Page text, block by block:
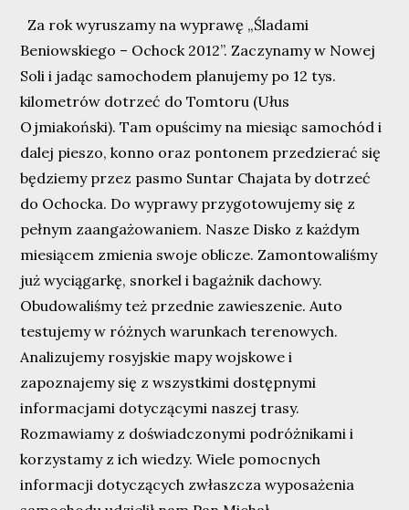
Za rok wyruszamy na wyprawę „Śladami
Beniowskiego – Ochock 2012”. Zaczynamy w Nowej
Soli i jadąc samochodem planujemy po 12 tys.
kilometrów dotrzeć do Tomtoru (Ułus
Ojmiakoński). Tam opuścimy na miesiąc samochód i
dalej pieszo, konno oraz pontonem przedzierać się
będziemy przez pasmo Suntar Chajata by dotrzeć
do Ochocka. Do wyprawy przygotowujemy się z
pełnym zaangażowaniem. Nasze Disko z każdym
miesiącem zmienia swoje oblicze. Zamontowaliśmy
już wyciągarkę, snorkel i bagażnik dachowy.
Obudowaliśmy też przednie zawieszenie. Auto
testujemy w różnych warunkach terenowych.
Analizujemy rosyjskie mapy wojskowe i
zapoznajemy się z wszystkimi dostępnymi
informacjami dotyczącymi naszej trasy.
Rozmawiamy z doświadczonymi podróżnikami i
korzystamy z ich wiedzy. Wiele pomocnych
informacji dotyczących zwłaszcza wyposażenia